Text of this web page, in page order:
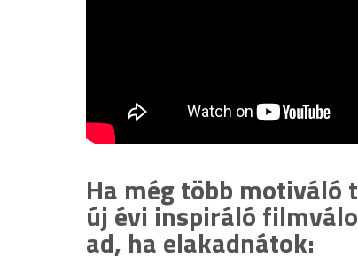
Ha még több motiváló
új évi inspiráló
ad, ha elakadnátok: